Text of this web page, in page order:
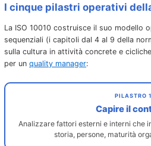
I cinque pilastri operativi
La ISO 10010 costruisce il suo modello
sequenziali (i capitoli dal 4 al 9 della
sulla cultura in attività concrete e
per un quality manager:
PILASTRO 1
Capire il
Analizzare fattori esterni e interni che
storia, persone, maturità